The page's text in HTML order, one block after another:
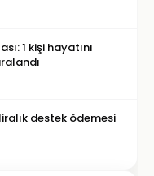
1 kişi hayatını
destek ödemesi